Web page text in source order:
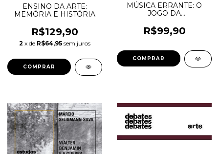
ENSINO DA ARTE:
MEMÓRIA E HISTÓRIA
R$129,90
2 x de R$64,95 sem juros
MÚSICA ERRANTE: O
JOGO DA
Costa, Rogerio Luiz
Moraes
R$99,90